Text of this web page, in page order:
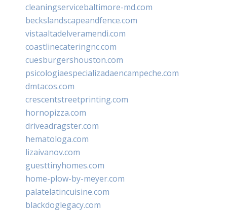
cleaningservicebaltimore-md.com
beckslandscapeandfence.com
vistaaltadelveramendi.com
coastlinecateringnc.com
cuesburgershouston.com
psicologiaespecializadaencampeche.com
dmtacos.com
crescentstreetprinting.com
hornopizza.com
driveadragster.com
hematologa.com
lizaivanov.com
guesttinyhomes.com
home-plow-by-meyer.com
palatelatincuisine.com
blackdoglegacy.com